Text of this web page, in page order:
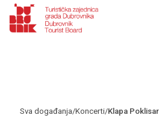
Sva događanja/Koncerti/Klapa